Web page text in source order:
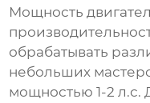
Мощность
обрабатывать
небольших
мощностью 1-2 л.с.